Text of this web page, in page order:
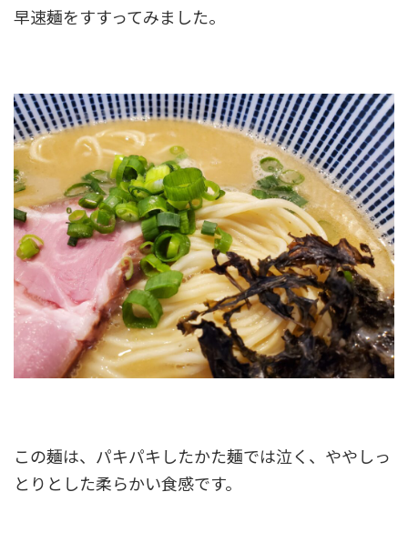
早速麺をすすってみました。
この麺は、パキパキしたかた麺では泣く、ややしっ
とりとした柔らかい食感です。